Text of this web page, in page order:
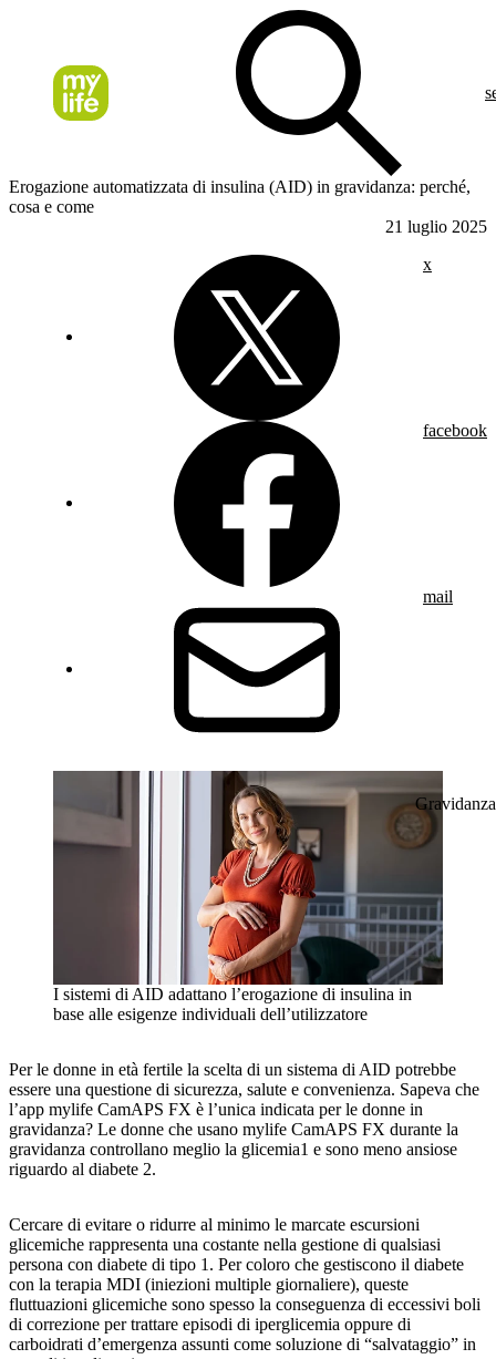
Erogazione automatizzata di insulina (AID) in gravidanza: perché,
cosa e come
21 luglio 2025
x
facebook
mail
Gravidanza
I sistemi di AID adattano l’erogazione di insulina in
base alle esigenze individuali dell’utilizzatore
Per le donne in età fertile la scelta di un sistema di AID potrebbe
essere una questione di sicurezza, salute e convenienza. Sapeva che
l’app mylife CamAPS FX è l’unica indicata per le donne in
gravidanza? Le donne che usano mylife CamAPS FX durante la
gravidanza controllano meglio la glicemia1 e sono meno ansiose
riguardo al diabete 2.
Cercare di evitare o ridurre al minimo le marcate escursioni
glicemiche rappresenta una costante nella gestione di qualsiasi
persona con diabete di tipo 1. Per coloro che gestiscono il diabete
con la terapia MDI (iniezioni multiple giornaliere), queste
fluttuazioni glicemiche sono spesso la conseguenza di eccessivi boli
di correzione per trattare episodi di iperglicemia oppure di
carboidrati d’emergenza assunti come soluzione di “salvataggio” in